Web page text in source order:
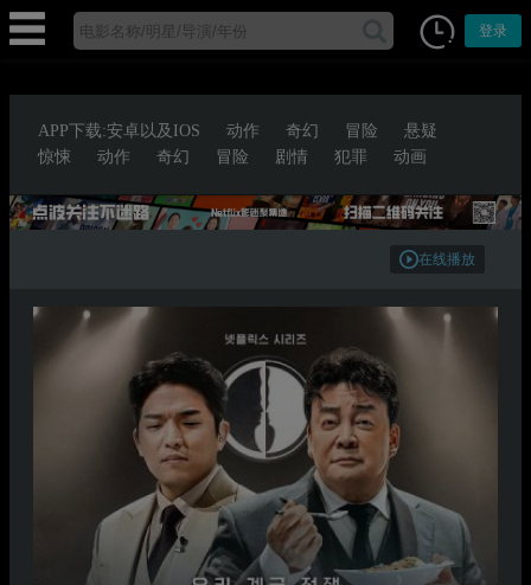
登录
APP下载:安卓以及IOS 动作 奇幻 冒险
悬疑
惊悚
动作 奇幻 冒险 剧情 犯罪 动画
在线播放